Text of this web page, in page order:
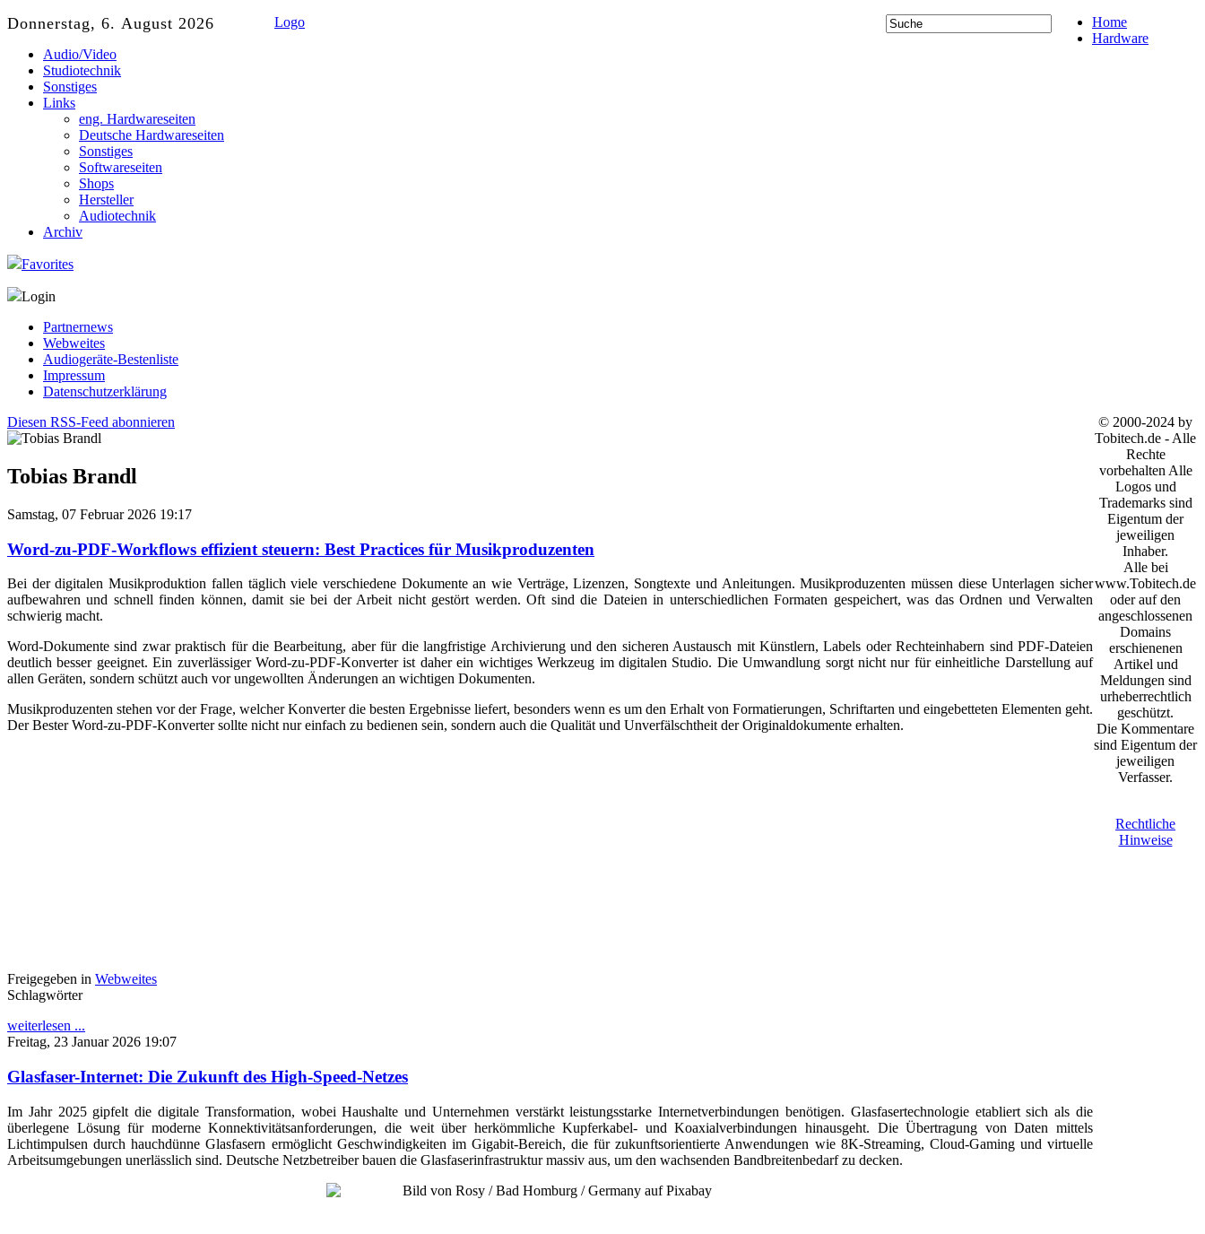
Donnerstag, 6. August 2026 Logo
Home
Hardware
Audio/Video
Studiotechnik
Sonstiges
Links
eng. Hardwareseiten
Deutsche Hardwareseiten
Sonstiges
Softwareseiten
Shops
Hersteller
Audiotechnik
Archiv
Favorites
Login
Partnernews
Webweites
Audiogeräte-Bestenliste
Impressum
Datenschutzerklärung
Diesen RSS-Feed abonnieren
Tobias Brandl
Samstag, 07 Februar 2026 19:17
Word-zu-PDF-Workflows effizient steuern: Best Practices für Musikproduzenten
Bei der digitalen Musikproduktion fallen täglich viele verschiedene Dokumente an wie Verträge, Lizenzen, Songtexte und Anleitungen. Musikproduzenten müssen diese Unterlagen sicher
aufbewahren und schnell finden können, damit sie bei der Arbeit nicht gestört werden. Oft sind die Dateien in unterschiedlichen Formaten gespeichert, was das Ordnen und Verwalten
schwierig macht.
Word-Dokumente sind zwar praktisch für die Bearbeitung, aber für die langfristige Archivierung und den sicheren Austausch mit Künstlern, Labels oder Rechteinhabern sind PDF-Dateien
deutlich besser geeignet. Ein zuverlässiger Word-zu-PDF-Konverter ist daher ein wichtiges Werkzeug im digitalen Studio. Die Umwandlung sorgt nicht nur für einheitliche Darstellung auf
allen Geräten, sondern schützt auch vor ungewollten Änderungen an wichtigen Dokumenten.
Musikproduzenten stehen vor der Frage, welcher Konverter die besten Ergebnisse liefert, besonders wenn es um den Erhalt von Formatierungen, Schriftarten und eingebetteten Elementen geht.
Der Bester Word-zu-PDF-Konverter sollte nicht nur einfach zu bedienen sein, sondern auch die Qualität und Unverfälschtheit der Originaldokumente erhalten.
Freigegeben in Webweites
Schlagwörter
weiterlesen ...
Freitag, 23 Januar 2026 19:07
Glasfaser-Internet: Die Zukunft des High-Speed-Netzes
Im Jahr 2025 gipfelt die digitale Transformation, wobei Haushalte und Unternehmen verstärkt leistungsstarke Internetverbindungen benötigen. Glasfasertechnologie etabliert sich als die
überlegene Lösung für moderne Konnektivitätsanforderungen, die weit über herkömmliche Kupferkabel- und Koaxialverbindungen hinausgeht. Die Übertragung von Daten mittels
Lichtimpulsen durch hauchdünne Glasfasern ermöglicht Geschwindigkeiten im Gigabit-Bereich, die für zukunftsorientierte Anwendungen wie 8K-Streaming, Cloud-Gaming und virtuelle
Arbeitsumgebungen unerlässlich sind. Deutsche Netzbetreiber bauen die Glasfaserinfrastruktur massiv aus, um den wachsenden Bandbreitenbedarf zu decken.
© 2000-2024 by
Tobitech.de - Alle
Rechte
vorbehalten Alle
Logos und
Trademarks sind
Eigentum der
jeweiligen
Inhaber.
Alle bei
www.Tobitech.de
oder auf den
angeschlossenen
Domains
erschienenen
Artikel und
Meldungen sind
urheberrechtlich
geschützt.
Die Kommentare
sind Eigentum der
jeweiligen
Verfasser.
Rechtliche
Hinweise